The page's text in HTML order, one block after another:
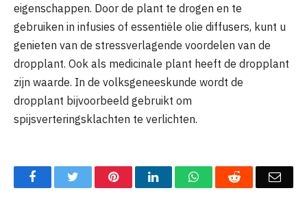
eigenschappen. Door de plant te drogen en te
gebruiken in infusies of essentiële olie diffusers, kunt u
genieten van de stressverlagende voordelen van de
dropplant. Ook als medicinale plant heeft de dropplant
zijn waarde. In de volksgeneeskunde wordt de
dropplant bijvoorbeeld gebruikt om
spijsverteringsklachten te verlichten.
FacebookTwitter PinterestLinkedInWhatsAppReddit